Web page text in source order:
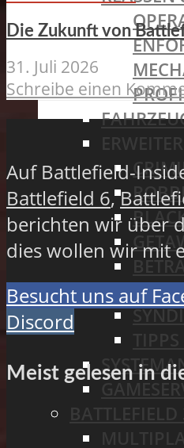
GUIDES
Die Zukunft von
31. Juli 2026
Schreibe einen
Auf Battlefield-
Battlefield 6,
berichten wir über
dies wollen wir mit
Besucht uns auf
Discord
Meist gelesen in